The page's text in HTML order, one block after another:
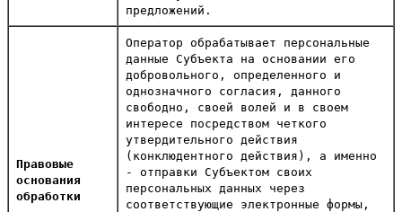
предложений.
Правовые
основания
обработки
Оператор обрабатывает персональные
данные Субъекта на основании его
добровольного, определенного и
однозначного согласия, данного
свободно, своей волей и в своем
интересе посредством четкого
утвердительного действия
(конклюдентного действия), а именно
- отправки Субъектом своих
персональных данных через
соответствующие электронные формы,